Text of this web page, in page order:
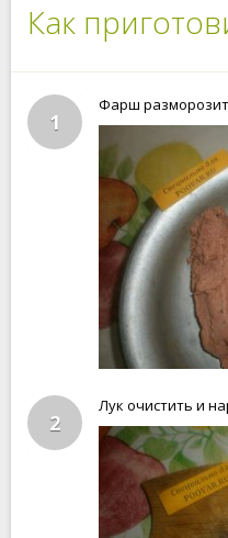
Как
1
Фарш
2
Лук очистить и